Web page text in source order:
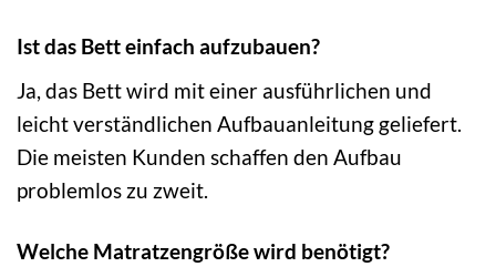
Ist das Bett einfach aufzubauen?
Ja, das Bett wird mit einer ausführlichen und
leicht verständlichen Aufbauanleitung geliefert.
Die meisten Kunden schaffen den Aufbau
problemlos zu zweit.
Welche Matratzengröße wird benötigt?